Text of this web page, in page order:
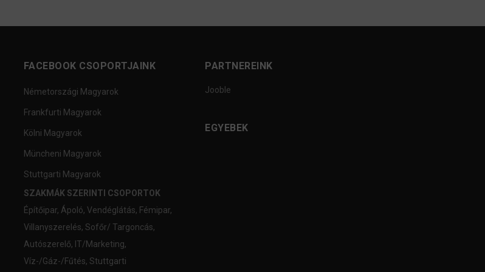
FACEBOOK CSOPORTJAINK
Németországi Magyarok
Frankfurti Magyarok
Kölni Magyarok
Müncheni Magyarok
Stuttgarti Magyarok
SZAKMÁK SZERINTI CSOPORTOK
Építőipar, Ápoló, Vendéglátás, Fémipar,
Villanyszerelés, Sofőr/ Targoncás,
Autószerelő, IT/Marketing,
Víz-/Gáz-/Fűtés, Stuttgarti
PARTNEREINK
Jooble
EGYEBEK